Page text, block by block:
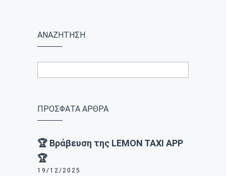
ΑΝΑΖΗΤΗΣΗ
ΠΡΟΣΦΑΤΑ ΑΡΘΡΑ
🏆 Βράβευση της LEMON TAXI APP
🏆
19/12/2025